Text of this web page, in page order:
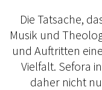
Die Tatsache,
Musik und
und Auftritten
Vielfalt. Sefora
daher nicht